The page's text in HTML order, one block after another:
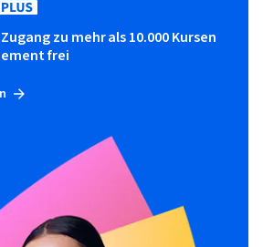
zu mehr als 10.000 Kursen
frei